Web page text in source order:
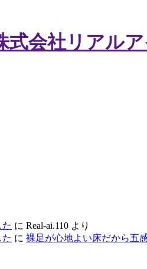
式会社リアルア
に Real-ai.110 より
に 裸足が心地よい床だから五